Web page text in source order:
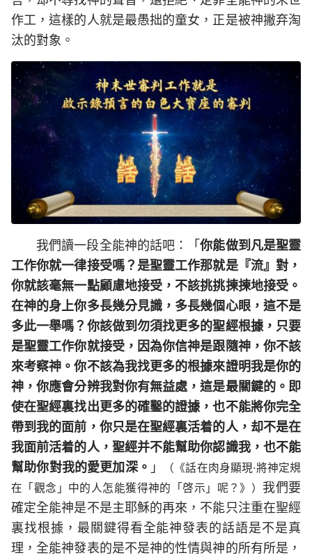
作工，這樣的人就是最愚拙的童女，正是被神撇弃淘
汰的對象。
我們讀一段全能神的話吧：「你能做到凡是聖靈
工作你就一律接受嗎？是聖靈工作那就是『流』對，
你就該毫無一點顧慮地接受，不該挑挑揀揀地接受。
在神的身上你多長幾分見識，多長幾個心眼，這不是
多此一舉嗎？你該做到勿須找更多的聖經根據，只要
是聖靈工作你就接受，因為你信神是跟隨神，你不該
來考察神。你不該為我找更多的根據來證明我是你的
神，你應會分辨我對你有無益處，這是最關鍵的。即
使在聖經裏找出更多的確鑿的證據，也不能將你完全
帶到我的面前，你只是在聖經裏活着的人，却不是在
我面前活着的人，聖經并不能幫助你認識我，也不能
幫助你對我的愛更加深。 」
（《話在肉身顯現·將神定規
在「觀念」中的人怎能獲得神的「啓示」呢？》） 我們要
確定全能神是不是主耶穌的再來，不能只注重在聖經
裏找根據，最關鍵得看全能神發表的話語是不是真
理，全能神發表的是不是神的性情與神的所有所是，